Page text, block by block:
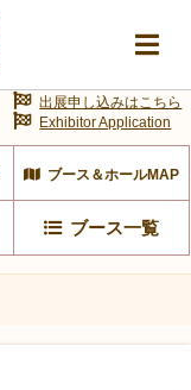
ブース＆ホールMAP
ブース一覧
出展申し込みはこちら
Exhibitor Application